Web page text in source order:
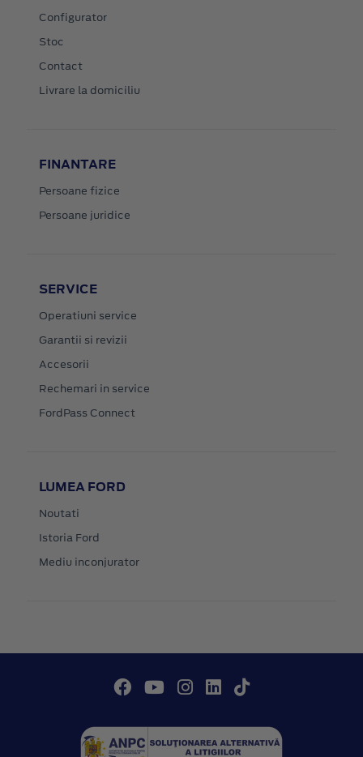
Configurator
Stoc
Contact
Livrare la domiciliu
FINANTARE
Persoane fizice
Persoane juridice
SERVICE
Operatiuni service
Garantii si revizii
Accesorii
Rechemari in service
FordPass Connect
LUMEA FORD
Noutati
Istoria Ford
Mediu inconjurator